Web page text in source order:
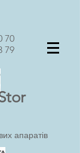
70
79
апаратів